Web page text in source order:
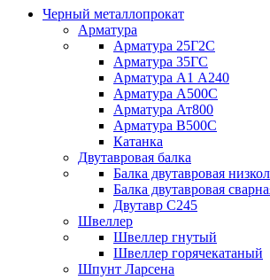
Черный металлопрокат
Арматура
Арматура 25Г2С
Арматура 35ГС
Арматура А1 А240
Арматура А500С
Арматура Ат800
Арматура В500С
Катанка
Двутавровая балка
Балка двутавровая
Балка двутавровая
Двутавр С245
Швеллер
Швеллер гнутый
Швеллер горячекатаный
Шпунт Ларсена